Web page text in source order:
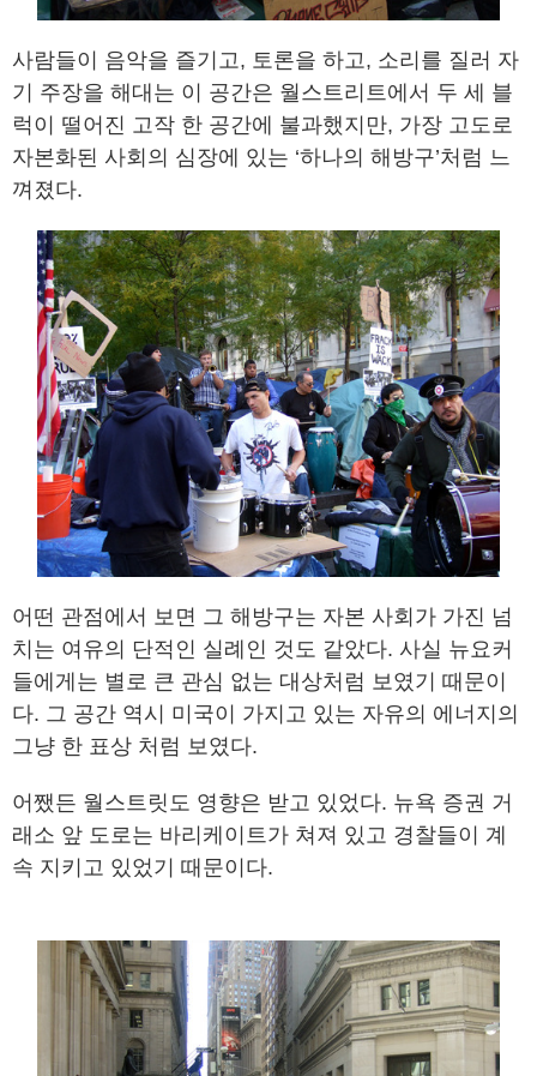
사람들이 음악을 즐기고, 토론을 하고, 소리를 질러 자
기 주장을 해대는 이 공간은 월스트리트에서 두 세 블
럭이 떨어진 고작 한 공간에 불과했지만, 가장 고도로
자본화된 사회의 심장에 있는 ‘하나의 해방구’처럼 느
껴졌다.
어떤 관점에서 보면 그 해방구는 자본 사회가 가진 넘
치는 여유의 단적인 실례인 것도 같았다. 사실 뉴요커
들에게는 별로 큰 관심 없는 대상처럼 보였기 때문이
다. 그 공간 역시 미국이 가지고 있는 자유의 에너지의
그냥 한 표상 처럼 보였다.
어쨌든 월스트릿도 영향은 받고 있었다. 뉴욕 증권 거
래소 앞 도로는 바리케이트가 쳐져 있고 경찰들이 계
속 지키고 있었기 때문이다.